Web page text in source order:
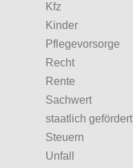
Kfz
Kinder
Pflegevorsorge
Recht
Rente
Sachwert
staatlich gefördert
Steuern
Unfall